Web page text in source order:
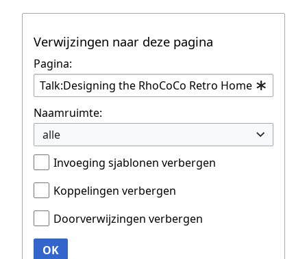
Verwijzingen naar deze pagina
Pagina:
Naamruimte:
alle
Invoeging sjablonen verbergen
Koppelingen verbergen
Doorverwijzingen verbergen
OK